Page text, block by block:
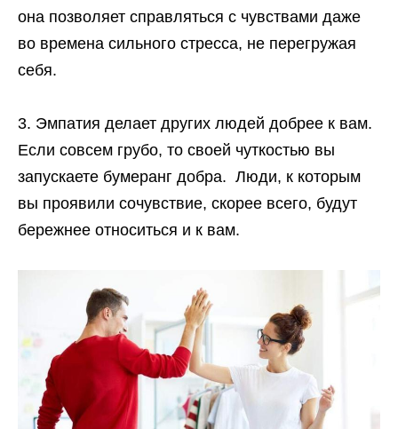
она позволяет справляться с чувствами даже
во времена сильного стресса, не перегружая
себя.
Эмпатия делает других людей добрее к вам.
Если совсем грубо, то своей чуткостью вы
запускаете бумеранг добра. Люди, к которым
вы проявили сочувствие, скорее всего, будут
бережнее относиться и к вам.